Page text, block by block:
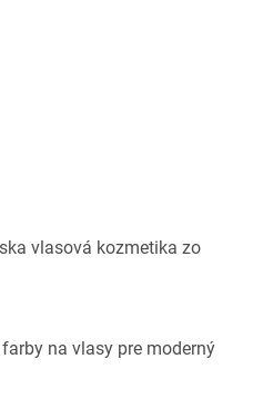
vlasová kozmetika zo
na vlasy pre moderný